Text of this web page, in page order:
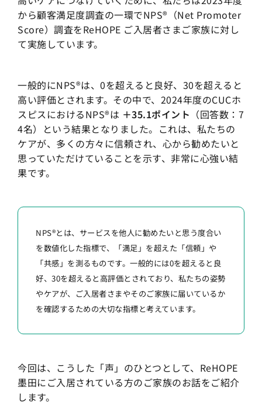
から顧客満足度調査の一環でNPS®（Net Promoter
Score）調査をReHOPE ご入居者さまご家族に対し
て実施しています。
一般的にNPS®は、0を超えると良好、30を超えると
高い評価とされます。その中で、2024年度のCUCホ
スピスにおけるNPS®は ＋35.1ポイント （回答数：7
4名）という結果となりました。これは、私たちの
ケアが、多くの方々に信頼され、心から勧めたいと
思っていただけていることを示す、非常に心強い結
果です。
NPS®とは、サービスを他人に勧めたいと思う度合い
を数値化した指標で、「満足」を超えた「信頼」や
「共感」を測るものです。一般的には0を超えると良
好、30を超えると高評価とされており、私たちの姿勢
やケアが、ご入居者さまやそのご家族に届いているか
を確認するための大切な指標と考えています。
今回は、こうした「声」のひとつとして、ReHOPE
墨田にご入居されている方のご家族のお話をご紹介
します。